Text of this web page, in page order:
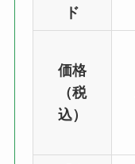
ド
価格
（税
込）